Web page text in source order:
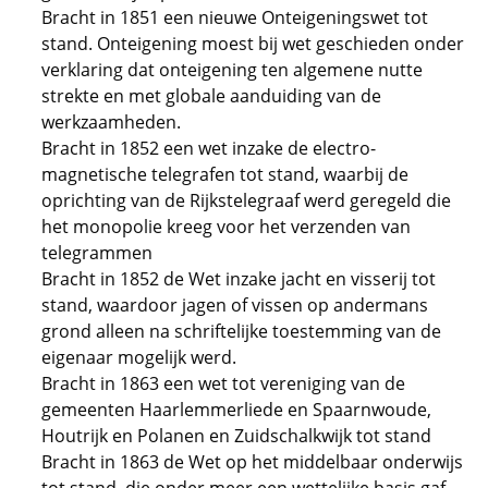
Bracht in 1851 een nieuwe Onteigeningswet tot
stand. Onteigening moest bij wet geschieden onder
verklaring dat onteigening ten algemene nutte
strekte en met globale aanduiding van de
werkzaamheden.
Bracht in 1852 een wet inzake de electro-
magnetische telegrafen tot stand, waarbij de
oprichting van de Rijkstelegraaf werd geregeld die
het monopolie kreeg voor het verzenden van
telegrammen
Bracht in 1852 de Wet inzake jacht en visserij tot
stand, waardoor jagen of vissen op andermans
grond alleen na schriftelijke toestemming van de
eigenaar mogelijk werd.
Bracht in 1863 een wet tot vereniging van de
gemeenten Haarlemmerliede en Spaarnwoude,
Houtrijk en Polanen en Zuidschalkwijk tot stand
Bracht in 1863 de Wet op het middelbaar onderwijs